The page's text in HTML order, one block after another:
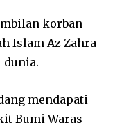
korban
Islam Az Zahra
dunia.
mendapati
Bumi Waras